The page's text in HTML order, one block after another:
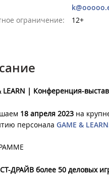
ограничение:
12+
LEARN | Конференция-
18 апреля 2023 на
персонала GAME & LEARN
ДРАЙВ более 50 деловых